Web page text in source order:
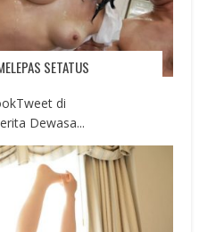
SETATUS
di
Dewasa...